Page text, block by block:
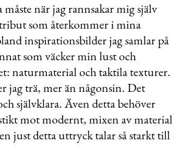
måste när jag rannsakar mig själv
som återkommer i mina
inspirationsbilder jag samlar på
som väcker min lust och
naturmaterial och taktila texturer.
jag trä, mer än någonsin. Det
självklara. Även detta behöver
mot modernt, mixen av material
just detta uttryck talar så starkt till